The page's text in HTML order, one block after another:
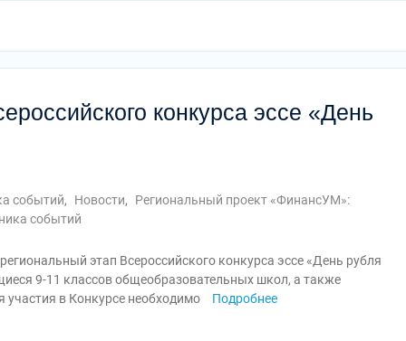
конкурса эссе «День
событий, Новости,
Региональный проект «ФинансУМ»:
событий
этап Всероссийского конкурса эссе «День рубля
9-11 классов общеобразовательных школ, а также
в Конкурсе необходимо
Подробнее